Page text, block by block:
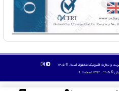
و تجارت الکترونیک محفوظ است. © ۱۴۰۵
© ۱۴۰۵ - 1392 نسخه 9.11